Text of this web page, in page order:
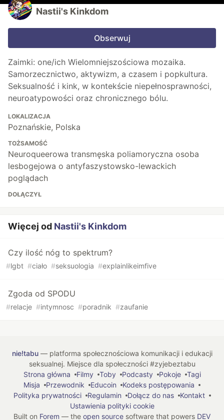
Nastii's Kinkdom
Obserwuj
Zaimki: one/ich Wielomniejszościowa mozaika.
Samorzecznictwo, aktywizm, a czasem i popkultura.
Seksualność i kink, w kontekście niepełnosprawności,
neuroatypowości oraz chronicznego bólu.
LOKALIZACJA
Poznańskie, Polska
TOŻSAMOŚĆ
Neuroqueerowa transmęska poliamoryczna osoba
lesbogejowa o antyfaszystowsko-lewackich
poglądach
DOŁĄCZYŁ
Więcej od Nastii's Kinkdom
Czy ilość nóg to spektrum?
#lgbt #ciało #seksuologia #explainlikeimfive
Zgoda od SPODU
#relacje #intymnosc #poradnik #zaufanie
nie!tabu— platforma społecznościowa komunikacji i edukacji
seksualnej. Miejsce dla społeczności #zyjebeztabu
Strona główna
Filmy Toby Podcasty Pokoje
Tagi
Misja
Przewodnik Educoin
Kodeks postępowania
Polityka prywatności
Regulamin Dołącz do nas
Kontakt
Ustawienia polityki cookie
Built on Forem — the open source software that powers DEV